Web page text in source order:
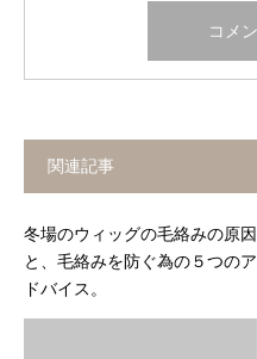
関連記事
冬場のウィッグの毛絡みの原因
と、毛絡みを防ぐ為の５つのア
ドバイス。